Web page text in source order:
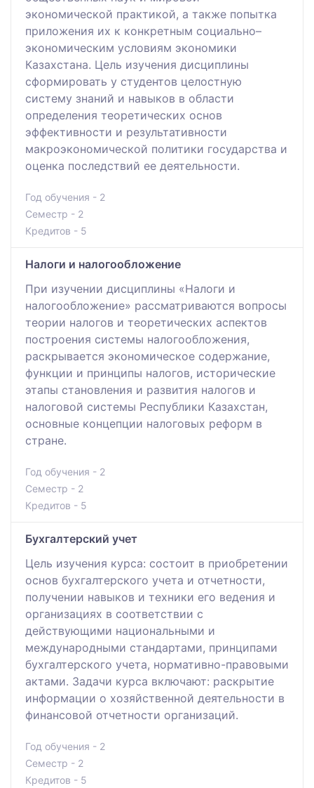
экономической практикой, а также попытка
приложения их к конкретным социально–
экономическим условиям экономики
Казахстана. Цель изучения дисциплины
сформировать у студентов целостную
систему знаний и навыков в области
определения теоретических основ
эффективности и результативности
макроэкономической политики государства и
оценка последствий ее деятельности.
Год обучения - 2
Семестр - 2
Кредитов - 5
Налоги и налогообложение
При изучении дисциплины «Налоги и
налогообложение» рассматриваются вопросы
теории налогов и теоретических аспектов
построения системы налогообложения,
раскрывается экономическое содержание,
функции и принципы налогов, исторические
этапы становления и развития налогов и
налоговой системы Республики Казахстан,
основные концепции налоговых реформ в
стране.
Год обучения - 2
Семестр - 2
Кредитов - 5
Бухгалтерский учет
Цель изучения курса: состоит в приобретении
основ бухгалтерского учета и отчетности,
получении навыков и техники его ведения и
организациях в соответствии с
действующими национальными и
международными стандартами, принципами
бухгалтерского учета, нормативно-правовыми
актами. Задачи курса включают: раскрытие
информации о хозяйственной деятельности в
финансовой отчетности организаций.
Год обучения - 2
Семестр - 2
Кредитов - 5